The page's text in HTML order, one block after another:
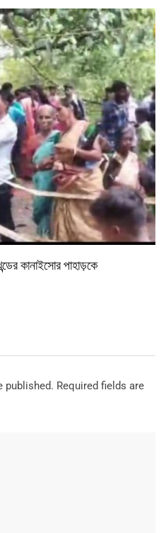
কানাইসোর পাহাড়কে
published. Required fields are